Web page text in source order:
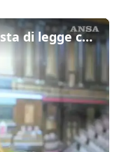
In Senato petizione e proposta di legge contro l'uso degli smartphone per gli Under 16